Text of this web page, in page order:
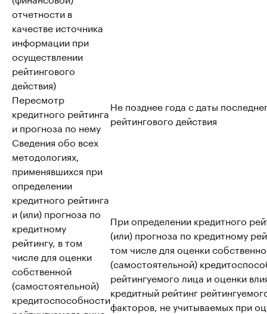
отчетности в
качестве источника
информации при
осуществлении
рейтингового
действия)
Пересмотр
кредитного рейтинга
и прогноза по нему
Не позднее года с даты
рейтингового действия
Сведения обо всех
методологиях,
применявшихся при
определении
кредитного рейтинга
и (или) прогноза по
кредитному
рейтингу, в том
числе для оценки
собственной
(самостоятельной)
кредитоспособности
При определении кредитного
(или) прогноза по кредитному
том числе для оценки
(самостоятельной)
рейтингуемого лица и оценки
кредитный рейтинг
факторов, не учитываемых при